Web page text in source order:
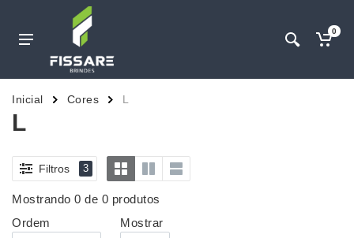
0
Inicial Cores L
L
Filtros 3
Mostrando 0 de 0 produtos
Ordem
Mostrar